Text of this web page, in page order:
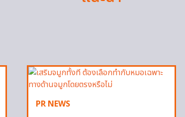
PR NEWS